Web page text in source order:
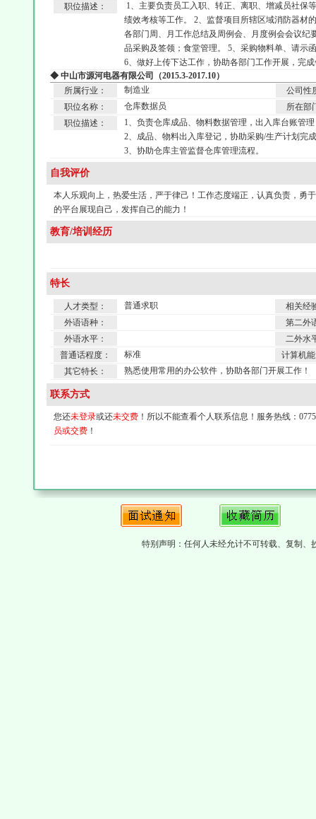
职位描述：
1、主要负责员工入职、转正、离职、增减员社保
绩效考核等工作。 2、监督项目所辖区域消防器材
各部门周、月工作总结及周例会、月度例会会议纪
品采购及签领；食堂管理。 5、采购物料单、请示
6、做好上传下达工作，协助各部门工作开展，完
◆ 中山市源河电器有限公司（2015.3-2017.10）
所属行业：
制造业
公司性
职位名称：
仓库数据员
所在部
职位描述：
1、负责仓库成品、物料数据管理，出入库台账管
2、成品、物料出入库登记，协助采购/生产计划完
3、协助仓库主管监督仓库管理流程。
自我评价
本人乐观向上，热爱生活，严于律己！工作态度端正，认真负责，勇
的平台展现自己，发挥自己的能力！
教育/培训经历
特长
人才类型： 普通求职
相关经
外语语种：
第二外
外语水平：
二外水
普通话程度：
标准
计算机
其它特长：
熟悉使用常用的办公软件，协助各部门开展工作！
联系方式
您还未登录或还未交费 ！所以不能查看个人联系信息！服务热线：
员或交费 ！
特别声明：任何人未经允计不可转载、复制